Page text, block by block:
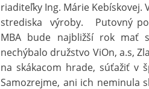
riaditeľky Ing. Márie
strediska výroby. Putovný
MBA bude najbližší rok mať
nechýbalo družstvo ViOn, a.s,
na skákacom hrade, súťažiť v
Samozrejme, ani ich neminula